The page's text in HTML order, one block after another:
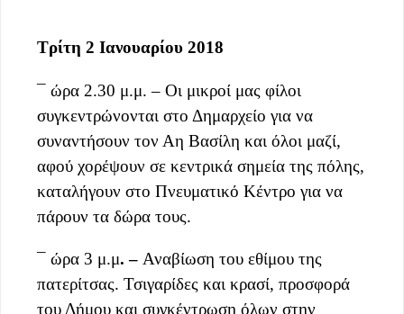
Τρίτη 2 Ιανουαρίου 2018
¯ ώρα 2.30 μ.μ. – Οι μικροί μας φίλοι
συγκεντρώνονται στο Δημαρχείο για να
συναντήσουν τον Αη Βασίλη και όλοι μαζί,
αφού χορέψουν σε κεντρικά σημεία της πόλης,
καταλήγουν στο Πνευματικό Κέντρο για να
πάρουν τα δώρα τους.
¯ ώρα 3 μ.μ. – Αναβίωση του εθίμου της
πατερίτσας. Τσιγαρίδες και κρασί, προσφορά
του Δήμου και συγκέντρωση όλων στην